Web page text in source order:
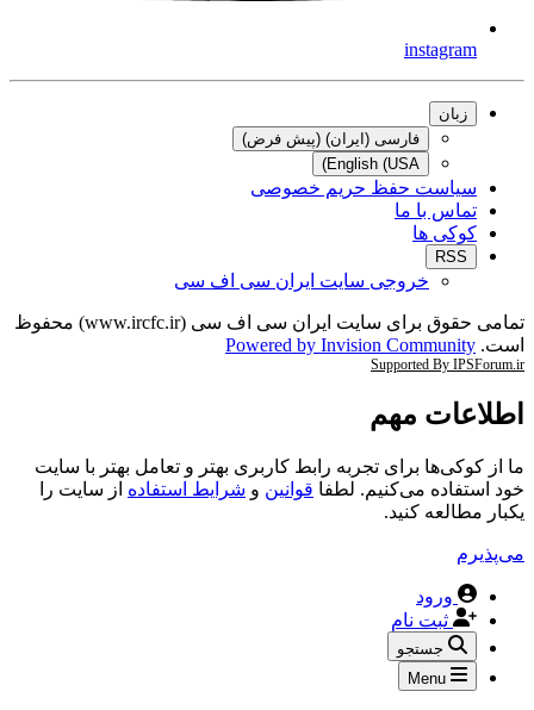
instagram
زبان
فارسی (ایران) (پیش فرض)
English (USA)
سیاست حفظ حریم خصوصی
تماس با ما
کوکی ها
RSS
خروجی سایت ایران سی اف سی
تمامی حقوق برای سایت ایران سی اف سی (www.ircfc.ir) محفوظ
Powered by Invision Community
Supported By
مهم
از کوکی‌ها برای تجربه رابط کاربری بهتر و تعامل بهتر با سایت
استفاده می‌کنیم. لطفاقوانینوشرایط استفادهاز سایت را
مطالعه کنید.
ورود
ثبت نام
جستجو
Menu